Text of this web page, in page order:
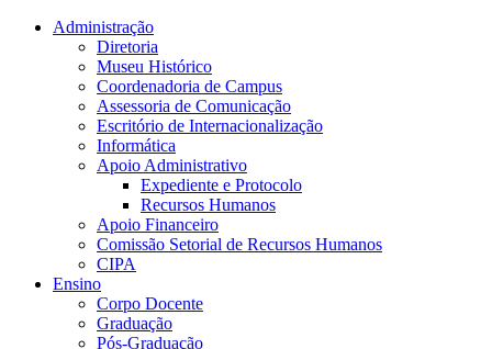
Conteúdo principal Menu principal
Administração
Diretoria
Museu Histórico
Coordenadoria de Campus
Assessoria de Comunicação
Escritório de Internacionalização
Informática
Apoio Administrativo
Expediente e Protocolo
Recursos Humanos
Apoio Financeiro
Comissão Setorial de Recursos Humanos
CIPA
Ensino
Corpo Docente
Graduação
Pós-Graduação